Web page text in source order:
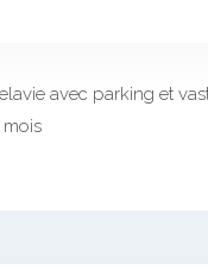
avec parking et